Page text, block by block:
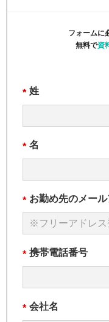
フォームに
無料で資
* 姓
* 名
* お勤め先のメー
* 携帯電話番号
* 会社名